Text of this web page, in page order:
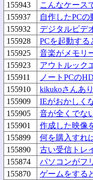
155943
こんなケース
155937
自作したPC
155932
デジタルビデ
155928
PCを起動す
155925
音楽がメモリ
155923
アウトルック
155911
ノートPCの
155910
kikukoさんあ
155909
IEがおかしく
155905
音が全くでな
155901
作成した映像
155899
何を購入すれ
155890
古い受信トレ
155874
パソコンがフ
155870
ゲームをす